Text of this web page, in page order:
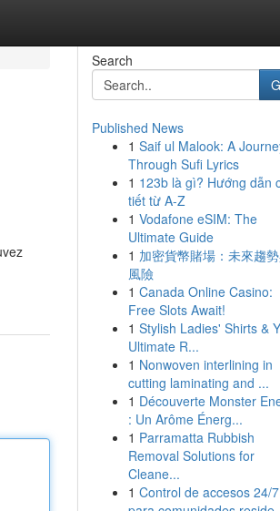
Search
Published News
1 Saif ul Malook: A
Through Sufi Lyrics
1 123b là gì? Hướng dẫn
tiết từ A-Z
1 Vodafone eSIM: The
Ultimate Guide
1 加密貨幣賭場：未來趨
風險
1 Canada Online Casino:
Free Slots Await!
1 Stylish Ladies' Shirts &
Ultimate R...
1 Nonwoven interlining in
cutting laminating and ...
1 Découverte Monster
: Un Arôme Énerg...
1 Parramatta Rubbish
Removal Solutions for
Cleane...
1 Control de accesos 24/7